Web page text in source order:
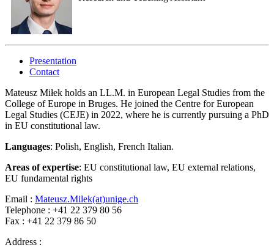
Presentation
Contact
Mateusz Miłek holds an LL.M. in European Legal Studies from the
College of Europe in Bruges. He joined the Centre for European
Legal Studies (CEJE) in 2022, where he is currently pursuing a PhD
in EU constitutional law.
Languages: Polish, English, French Italian.
Areas of expertise: EU constitutional law, EU external relations,
EU fundamental rights
Email : Mateusz.Milek(at)unige.ch
Telephone : +41 22 379 80 56
Fax : +41 22 379 86 50
Address :